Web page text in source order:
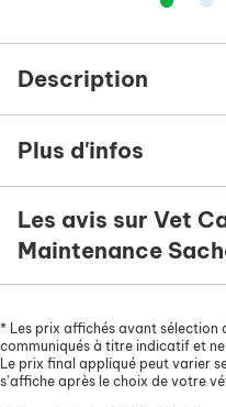
Description
Plus d'infos
Les avis sur Vet
Maintenance
* Les prix affichés avant sélection
communiqués à titre indicatif et
Le prix final appliqué peut varier
s’affiche après le choix de votre